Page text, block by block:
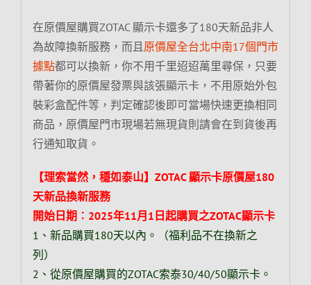
在原價屋購買ZOTAC 顯示卡還多了180天新品非人
為故障換新服務，而且 原價屋全台北中南17個門市
據點都可以換新，你不用千里迢迢萬里尋保，只要
帶著你的原價屋發票與該張顯示卡，不用原始外包
裝彩盒配件等，判定確認後即可當場快速更換相同
商品，原價屋門市現場若無現貨則請會在到貨後再
行通知取貨。
【理索當然，穩如泰山】ZOTAC 顯示卡原價屋180
天新品換新服務
開始日期︰2025年11月1日起購買之ZOTAC顯示卡
1、新品購買180天以內。（福利品不在換新之
列）
2、從原價屋購買的ZOTAC索泰30/40/50顯示卡。